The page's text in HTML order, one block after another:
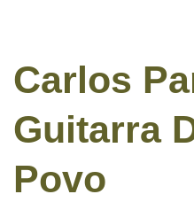
Carlos
Guitarra
Povo